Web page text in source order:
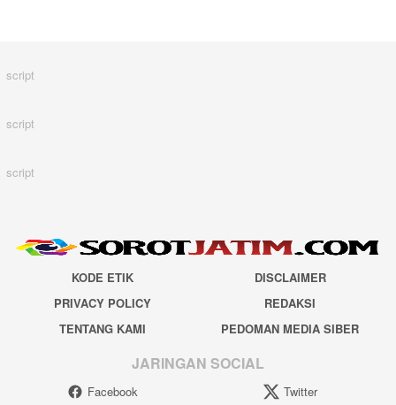
script
script
script
KODE ETIK
DISCLAIMER
PRIVACY POLICY
REDAKSI
TENTANG KAMI
PEDOMAN MEDIA SIBER
JARINGAN SOCIAL
Facebook Twitter